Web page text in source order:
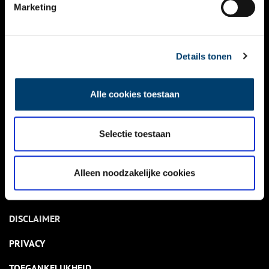
Marketing
Details tonen
Alle cookies toestaan
Selectie toestaan
Alleen noodzakelijke cookies
NIEUWS
KALENDER
ACTIVITEITEN
NIEUWSBRIEF
DISCLAIMER
PRIVACY